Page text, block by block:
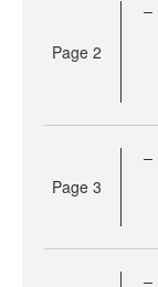
Page 2
Page 3